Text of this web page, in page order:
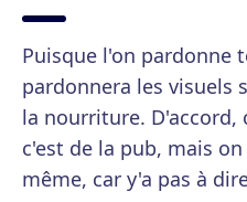
Puisque l'on pardonne
pardonnera les visuels
la nourriture. D'accord,
c'est de la pub, mais
même, car y'a pas à